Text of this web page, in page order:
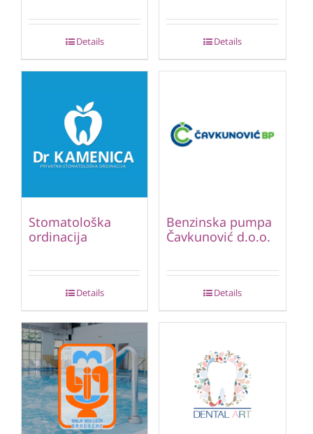
Details Details
Stomatološka
ordinacija
Details
Benzinska pumpa
Čavkunović d.o.o.
Details